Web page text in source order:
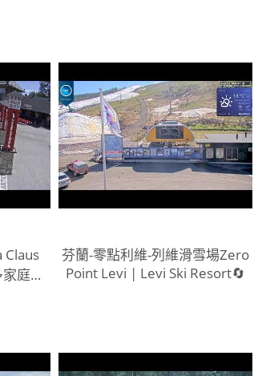
Claus
庭的
芬蘭-零點利維-列維滑雪場Zero
Point Levi | Levi Ski Resort🔄